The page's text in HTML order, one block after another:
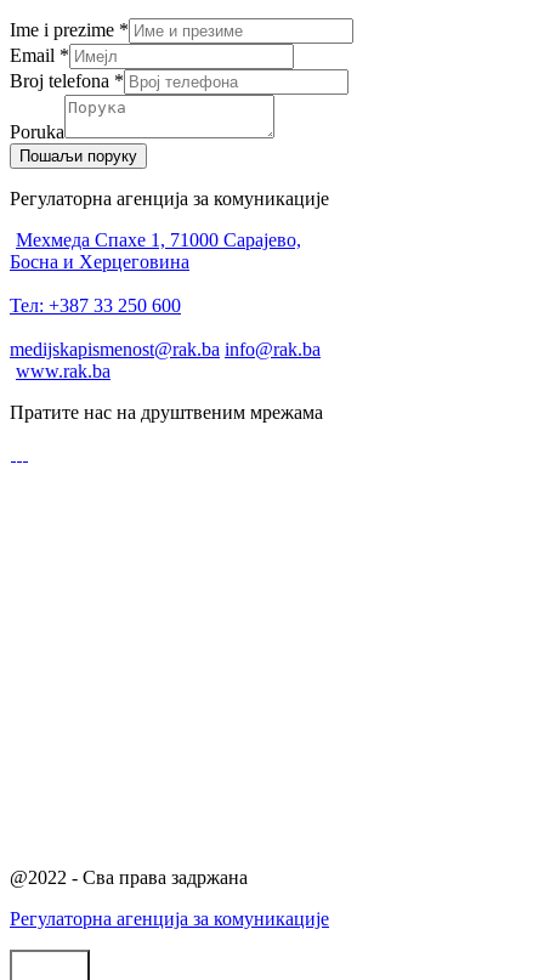
Ime i prezime *
Email *
Broj telefona *
Poruka
Пошаљи поруку
Регулаторна агенција за комуникације
Мехмеда Спахе 1, 71000 Сарајево,
Босна и Херцеговина
Тел: +387 33 250 600
medijskapismenost@rak.ba info@rak.ba
www.rak.ba
Пратите нас на друштвеним мрежама
@2022 - Сва права задржана
Регулаторна агенција за комуникације